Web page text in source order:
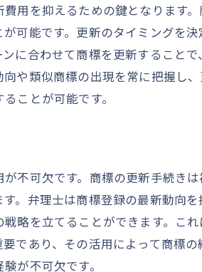
ビジネス戦略に基づく商標の優
商標使用の継続的な評価の必要性
標維持費用を最小限にするための
商標維持費用を抑えるための法
長期的な商標管理費用を見据え
商標保護における新技術の活用
商標更新費用のプロフェッショ
標更新のタイミングを見極めるこ
用を抑えるための鍵となります
可能です。更新のタイミングを
に合わせて商標を更新すること
や類似商標の出現を常に把握し
ことが可能です。
不可欠です。商標の更新手続き
。弁理士は商標登録の最新動向
略を立てることができます。こ
であり、その活用によって商標
が不可欠です。